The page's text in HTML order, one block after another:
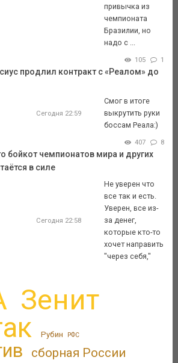
привычка из
чемпионата
Бразилии, но
надо с ...
105 1
продлил контракт с «Реалом» до
Сегодня 22:59
Смог в итоге
выкрутить руки
боссам Реала:)
407 8
бойкот чемпионатов мира и других
в силе
Сегодня 22:58
Не уверен что
все так и есть.
Уверен, все из-
за денег,
которые кто-то
хочет направить
"через себя,"
Зенит
Рубин РФС
сборная России